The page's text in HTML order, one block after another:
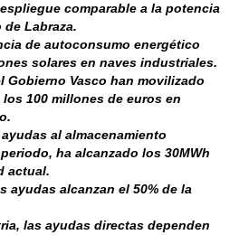
comparable a la potencia
Labraza.
de autoconsumo energético
solares en naves industriales.
Gobierno Vasco han movilizado
100 millones de euros en
al almacenamiento
ha alcanzado los 30MWh
actual.
ayudas alcanzan el 50% de la
las ayudas directas dependen